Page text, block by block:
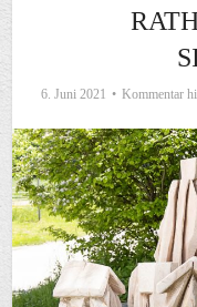
6. Juni 2021 Kommentar